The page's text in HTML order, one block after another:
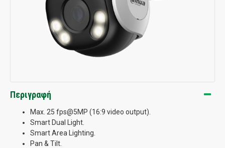
Περιγραφή
Max. 25 fps@5MP (16:9 video output).
Smart Dual Light.
Smart Area Lighting.
Pan & Tilt.